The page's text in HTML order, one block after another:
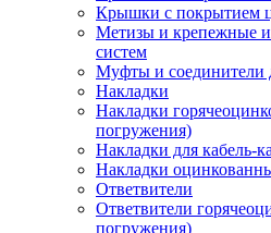
Крышки с покрытием
Метизы и крепежные
систем
Муфты и соединители
Накладки
Накладки
погружения)
Накладки для кабель-
Накладки
Ответвители
Ответвители
погружения)